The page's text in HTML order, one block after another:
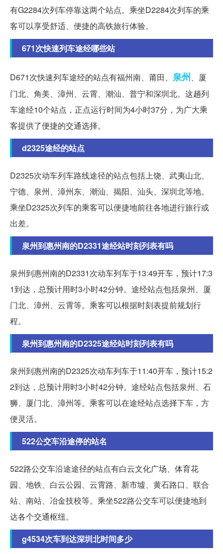
有G2284次列车停靠这两个站点。乘坐D2284次列车的乘
客可以享受舒适、便捷的高铁旅行体验。
671次快速列车途经哪些站
D671次快速列车途经的站点有福州南、莆田、 泉州、厦
门北、角美、漳州、云霄、潮汕、普宁和深圳北。这趟列
车途经10个站点，正点运行时间为4小时37分，为广大乘
客提供了便捷的交通选择。
d2325途经的站点
D2325次动车列车路线途径的站点包括上饶、武夷山北、
宁德、泉州、漳州东、潮汕、揭阳、汕头、深圳北等地。
乘坐D2325次列车的乘客可以便捷地前往各地进行旅行或
出差。
泉州到惠州南的D2331途经站时刻列表有吗
泉州到惠州南的D2331次动车列车于13:49开车，预计17:3
1到达，总预计用时3小时42分钟。途经站点包括泉州、厦
门北、漳州、云霄等。乘客可以根据时刻表提前规划行
程。
泉州到惠州南的D2325途经站时刻列表有吗
泉州到惠州南的D2325次动车列车于11:40开车，预计15:2
2到达，总预计用时3小时42分钟。途经站点包括泉州、石
狮、厦门北、漳州等。乘客可以在途经站点选择下车，方
便灵活。
522公交车沿途停的站名
522路公交车沿途途径的站点有白云文化广场、体育花
园、地铁、白云公园、云霄路、新市墟、黄石路口、联合
站、南站、冶金技校等。乘坐522路公交车可以便捷地到
达各个交通枢纽。
g4534次车到达深圳北时间多少